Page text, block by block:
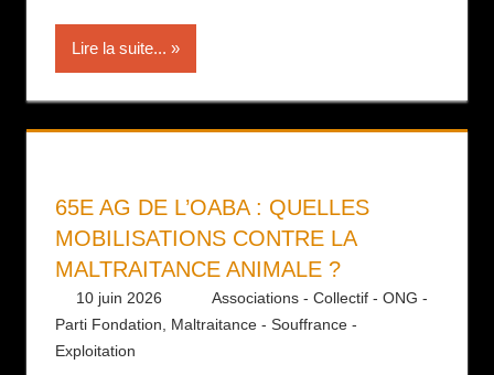
Lire la suite...
65E AG DE L’OABA : QUELLES
MOBILISATIONS CONTRE LA
MALTRAITANCE ANIMALE ?
10 juin 2026 Daniel
Associations - Collectif - ONG -
Parti Fondation
Maltraitance - Souffrance -
Exploitation